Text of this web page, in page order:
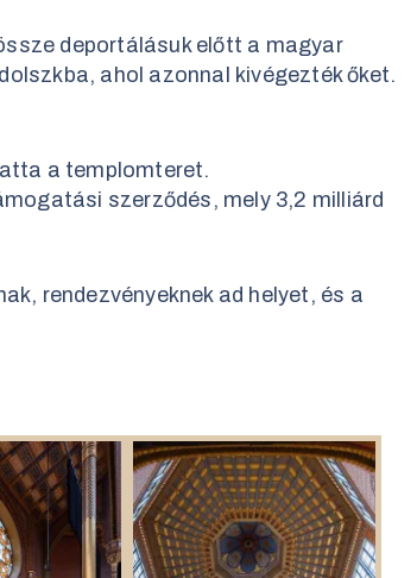
deportálásuk előtt a magyar
ahol azonnal kivégezték őket.
a templomteret.
szerződés, mely 3,2 milliárd
rendezvényeknek ad helyet, és a